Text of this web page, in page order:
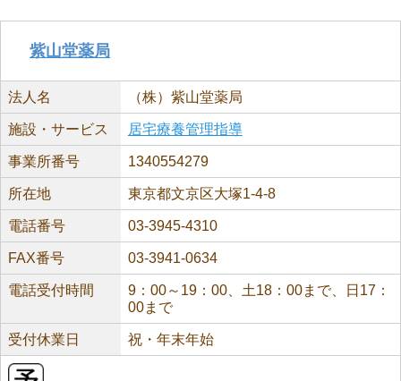
紫山堂薬局
法人名 （株）紫山堂薬局
施設・サービス 居宅療養管理指導
事業所番号 1340554279
所在地 東京都文京区大塚1-4-8
電話番号 03-3945-4310
FAX番号 03-3941-0634
電話受付時間
9：00～19：00、土18：00まで、日17：
00まで
受付休業日 祝・年末年始